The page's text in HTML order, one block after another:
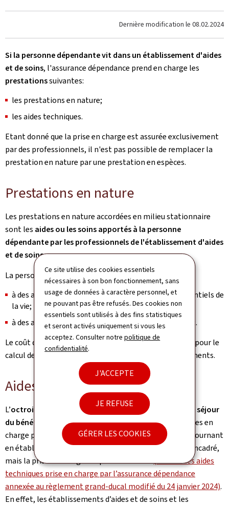
Ce site utilise des cookies essentiels
nécessaires à son bon fonctionnement, sans
usage de données à caractère personnel, et
ne pouvant pas être refusés. Des cookies non
essentiels sont utilisés à des fins statistiques
et seront activés uniquement si vous les
acceptez. Consulter notrepolitique de
confidentialité.
J'ACCEPTE
JE REFUSE
GÉRER LES COOKIES
Dernière modification le 08.02.2024
Si la personne dépendante vit dans un établissement d'aides
et de soins, l'assurance dépendance prend en charge les
prestationssuivantes:
les prestations en nature;
les aides techniques.
Etant donné que la prise en charge est assurée exclusivement
par des professionnels, il n'est pas possible de remplacer la
prestation en nature par une prestation en espèces.
Prestations en nature
Les prestations en nature accordées en milieu stationnaire
sont les aides ou les soins apportés à la personne
dépendante par les professionnels de l'établissement d'aides
et de soins.
La personne dépendante peut avoir droit:
à des aides et soins dans les domaines des actes essentiels de
la vie;
à des activités d’accompagnement en établissement.
Le coût du matériel d’incontinence est pris en compte pour le
calcul de la valeur monétaire applicable aux établissements.
Aides techniques
L’octroi des aides techniques diffère suivant le lieu de séjour
du bénéficiaire
. Des aides techniques peuvent être prises en
charge par l’assurance dépendance à des personnes séjournant
en établissement d’aides et de soins ou en logement encadré,
mais la prise en charge est plus restrictive(cf. liste des aides
techniques prise en charge par l’assurance dépendance
annexée au règlement grand-ducal modifié du 24 janvier 2024).
En effet, les établissements d’aides et de soins et les